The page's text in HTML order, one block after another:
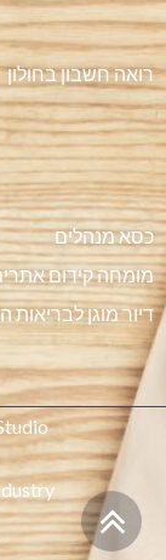
רואה חשבון בחולון
כסא מנהלים
מומחה קידום
דיור מוגן לבריאות
|